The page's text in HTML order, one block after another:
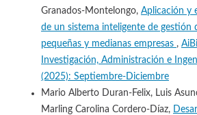
Granados-Montelongo, Aplicación y
de un sistema inteligente de gestión
pequeñas y medianas empresas ,
Investigación, Administración e
(2025): Septiembre-Diciembre
Mario Alberto Duran-Felix, Luis
Marling Carolina Cordero-Díaz,